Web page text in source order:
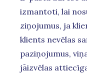
izmantoti, lai
ziņojumus, ja
klients nevēlas
paziņojumus,
jāizvēlas